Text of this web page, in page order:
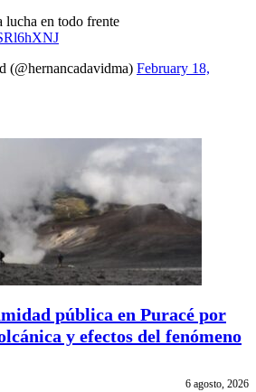
lucha en todo frente
(@hernancadavidma) February 18,
pública en Puracé por
y efectos del fenómeno
6 agosto, 2026